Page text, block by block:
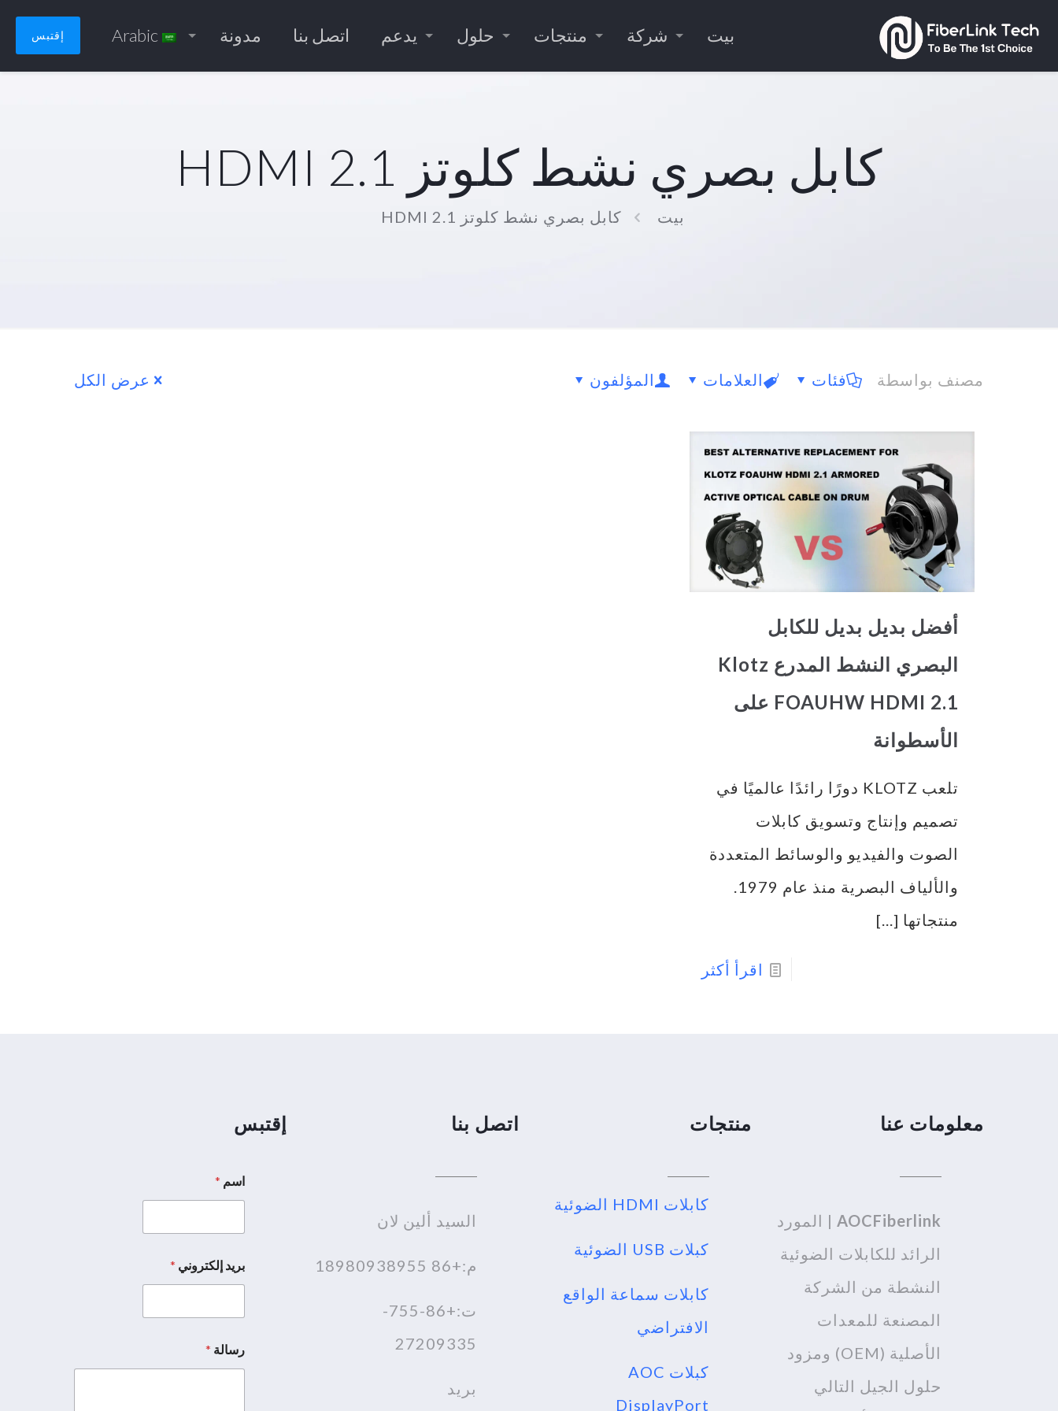
بيت شركة منتجات حلول يدعم اتصل بنا مدونة Arabic إقتبس
كابل بصري نشط كلوتز HDMI 2.1
بيت كابل بصري نشط كلوتز HDMI 2.1
مصنف بواسطة فئات العلامات المؤلفون عرض الكل
أفضل بديل بديل للكابل
البصري النشط المدرع Klotz
FOAUHW HDMI 2.1 على
الأسطوانة
تلعب KLOTZ دورًا رائدًا عالميًا في
تصميم وإنتاج وتسويق كابلات
الصوت والفيديو والوسائط المتعددة
منتجاتها [...]
اقرأ أكثر
معلومات عنا
AOCFiberlink | المورد
الرائد للكابلات الضوئية
النشطة من الشركة
المصنعة للمعدات
الأصلية (OEM) ومزود
حلول الجيل التالي
منتجات
كابلات HDMI الضوئية
كبلات USB الضوئية
كابلات سماعة الواقع
الافتراضي
كبلات AOC
DisplayPort
اتصل بنا
السيد ألين لان
م:+86 18980938955
ت:+86-755-
27209335
بريد
إقتبس
اسم *
*
ا
م
بريد إلكتروني *
رسالة *